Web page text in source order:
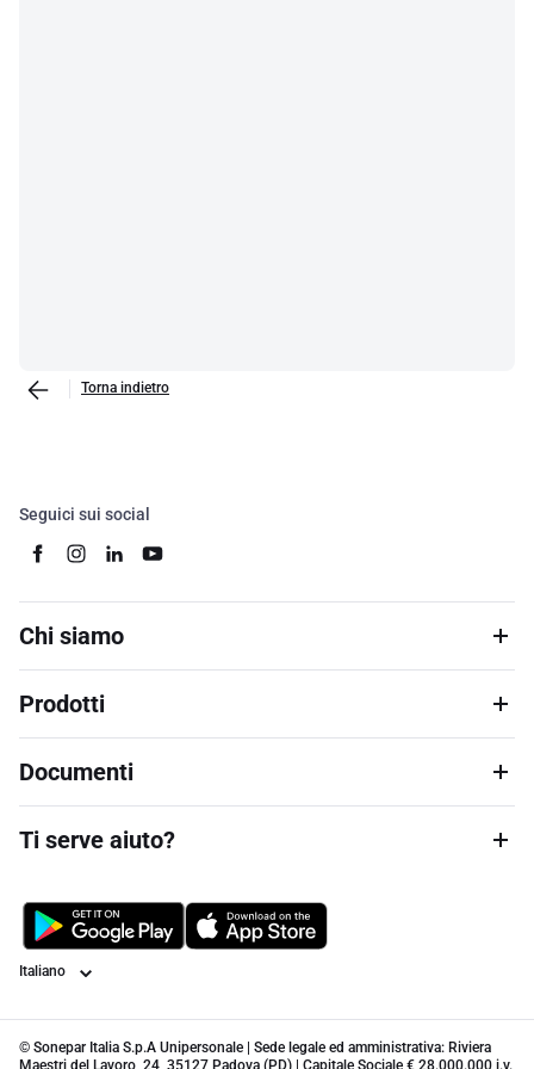
Torna indietro
Seguici sui social
Chi siamo
Prodotti
Documenti
Ti serve aiuto?
Lingua
© Sonepar Italia S.p.A Unipersonale | Sede legale ed amministrativa: Riviera
Maestri del Lavoro, 24, 35127 Padova (PD) | Capitale Sociale € 28.000.000 i.v.